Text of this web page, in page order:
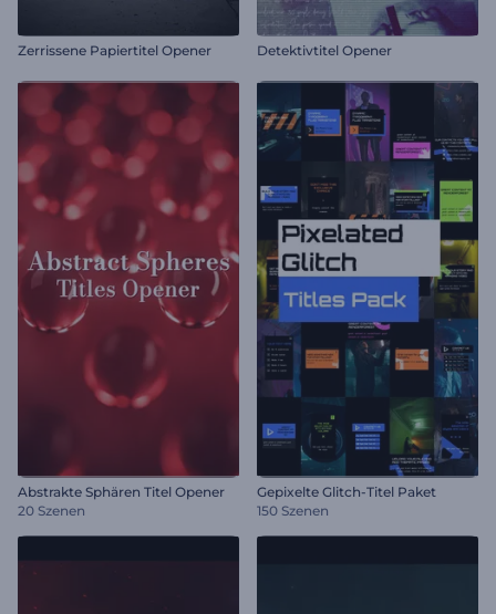
Zerrissene Papiertitel Opener Detektivtitel Opener
Abstrakte Sphären Titel Opener
20 Szenen
Gepixelte Glitch-Titel Paket
150 Szenen